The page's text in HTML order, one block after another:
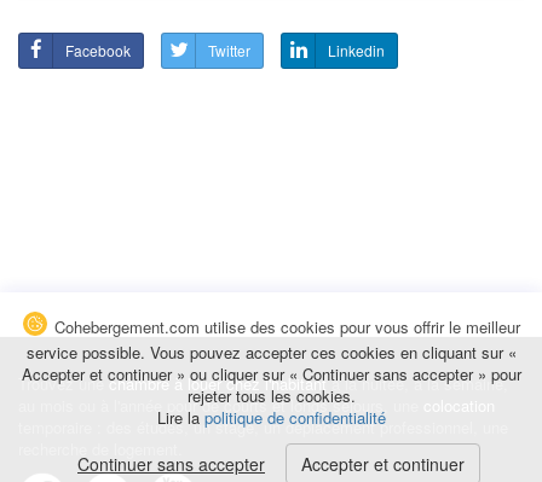
Facebook Twitter Linkedin
Trouvez unechambre à louer chez l'habitantà la nuitée, à la semaine,
au mois ou à l'année pour de courts et longs séjours, une
temporaire : des études, un stage, un déplacement professionnel, une
Cohebergement.com utilise des cookies pour vous offrir le meilleur
service possible. Vous pouvez accepter ces cookies en cliquant sur «
Accepter et continuer » ou cliquer sur « Continuer sans accepter » pour
rejeter tous les cookies.
Lire la politique de confidentialité
Continuer sans accepter Accepter et continuer